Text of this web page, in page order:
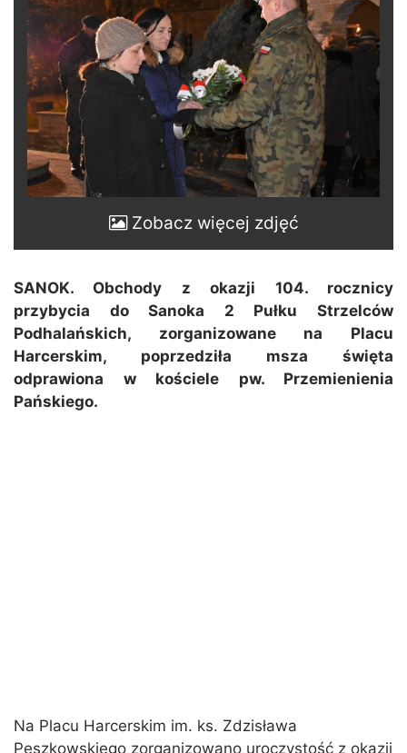
Zobacz więcej zdjęć
SANOK. Obchody z okazji 104. rocznicy
przybycia do Sanoka 2 Pułku Strzelców
Podhalańskich, zorganizowane na Placu
Harcerskim, poprzedziła msza święta
odprawiona w kościele pw. Przemienienia
Pańskiego.
Na Placu Harcerskim im. ks. Zdzisława
Peszkowskiego zorganizowano uroczystość z okazji